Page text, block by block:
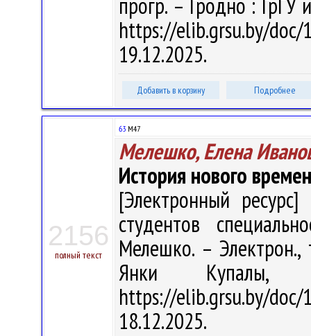
https://elib.grsu.by/
19.12.2025.
Добавить в корзину Подробнее
2156
полный текст
63 М47
Мелешко, Елена
История нового
[Электронный
студентов
Мелешко. – Электрон.,
Янки
https://elib.grsu.by/
18.12.2025.